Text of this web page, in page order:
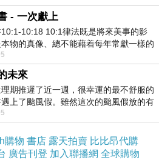
- 一次獻上
10:18 10:1律法既是將來美事的影
物的真像、總不能藉着每年常獻一樣的
近前來的人得以完全。 10
未來
期推遲了近一週，很幸運的最不舒服的
上了颱風假。雖然這次的颱風假放的有
風雨不大，但這也是最想要的
購物 書店 露天拍賣 比比昂代購
廣告刊登 加入聯播網 全球購物